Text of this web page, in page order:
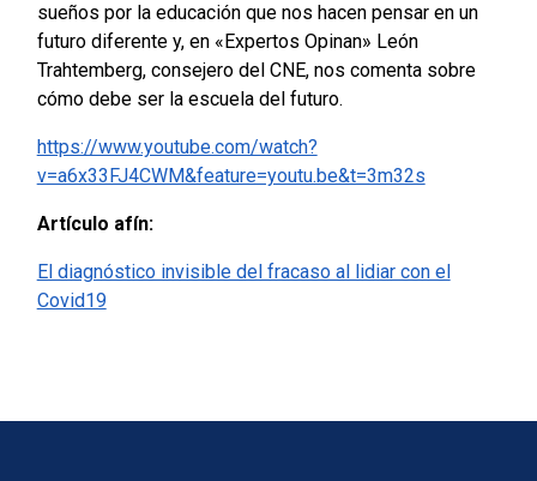
sueños por la educación que nos hacen pensar en un
futuro diferente y, en «Expertos Opinan» León
Trahtemberg, consejero del CNE, nos comenta sobre
cómo debe ser la escuela del futuro.
https://www.youtube.com/watch?
v=a6x33FJ4CWM&feature=youtu.be&t=3m32s
Artículo afín:
El diagnóstico invisible del fracaso al lidiar con el
Covid19